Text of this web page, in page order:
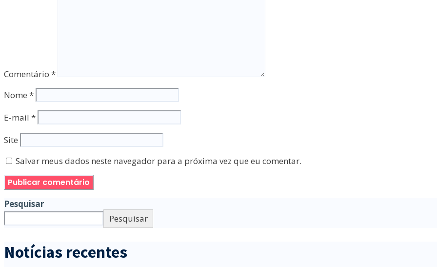
Comentário *
Nome *
E-mail *
Site
Salvar meus dados neste navegador para a próxima vez que eu comentar.
Pesquisar
Pesquisar
Notícias recentes